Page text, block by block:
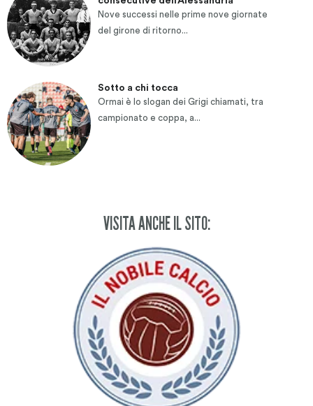
Nove successi nelle prime nove giornate
del girone di ritorno...
Sotto a chi tocca
Ormai è lo slogan dei Grigi chiamati, tra
campionato e coppa, a...
VISITA ANCHE IL SITO: